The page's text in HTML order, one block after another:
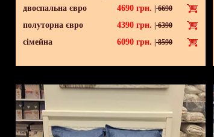
двоспальна євро
4690 грн. 6690
полуторна євро 4390 грн. 6390
сімейна 6090 грн. 8590